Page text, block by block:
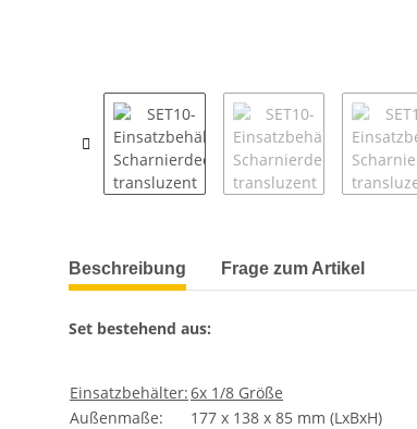
weitere Registerkarten anzeigen
Beschreibung Frage zum Artikel
Set bestehend aus:
Einsatzbehälter:6x 1/8 Größe
Außenmaße:
177 x 138 x 85 mm (LxBxH)